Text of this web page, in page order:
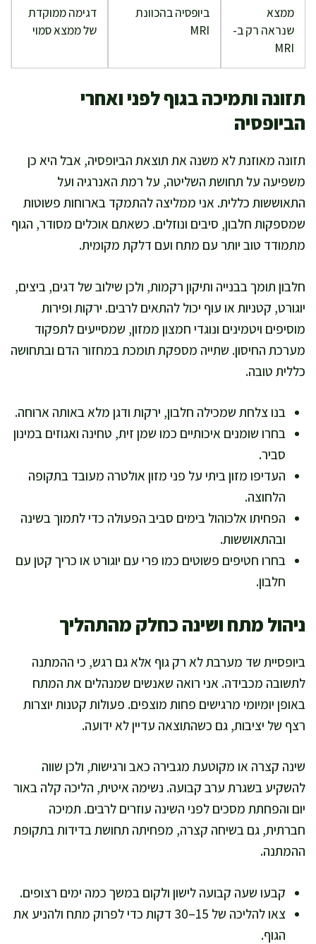
ממצא
שנראה רק ב-
MRI
ביופסיה בהכוונת
MRI
דגימה ממוקדת
של ממצא סמוי
תזונה ותמיכה בגוף לפני ואחרי
הביופסיה
תזונה מאוזנת לא משנה את תוצאת הביופסיה, אבל היא כן
משפיעה על תחושת השליטה, על רמת האנרגיה ועל
התאוששות כללית. אני ממליצה להתמקד בארוחות פשוטות
שמספקות חלבון, סיבים ונוזלים. כשאתם אוכלים מסודר, הגוף
מתמודד טוב יותר עם מתח ועם דלקת מקומית.
חלבון תומך בבנייה ותיקון רקמות, ולכן שילוב של דגים, ביצים,
יוגורט, קטניות או עוף יכול להתאים לרבים. ירקות ופירות
מוסיפים ויטמינים ונוגדי חמצון ממזון, שמסייעים לתפקוד
מערכת החיסון. שתייה מספקת תומכת במחזור הדם ובתחושה
כללית טובה.
בנו צלחת שמכילה חלבון, ירקות ודגן מלא באותה ארוחה.
בחרו שומנים איכותיים כמו שמן זית, טחינה ואגוזים במינון
סביר.
העדיפו מזון ביתי על פני מזון אולטרה מעובד בתקופה
הלחוצה.
הפחיתו אלכוהול בימים סביב הפעולה כדי לתמוך בשינה
ובהתאוששות.
בחרו חטיפים פשוטים כמו פרי עם יוגורט או כריך קטן עם
חלבון.
ניהול מתח ושינה כחלק מהתהליך
ביופסיית שד מערבת לא רק גוף אלא גם רגש, כי ההמתנה
לתשובה מכבידה. אני רואה שאנשים שמנהלים את המתח
באופן יומיומי מרגישים פחות מוצפים. פעולות קטנות יוצרות
רצף של יציבות, גם כשהתוצאה עדיין לא ידועה.
שינה קצרה או מקוטעת מגבירה כאב ורגישות, ולכן שווה
להשקיע בשגרת ערב קבועה. נשימה איטית, הליכה קלה באור
יום והפחתת מסכים לפני השינה עוזרים לרבים. תמיכה
חברתית, גם בשיחה קצרה, מפחיתה תחושת בדידות בתקופת
ההמתנה.
קבעו שעה קבועה לישון ולקום במשך כמה ימים רצופים.
צאו להליכה של 15–30 דקות כדי לפרוק מתח ולהניע את
הגוף.